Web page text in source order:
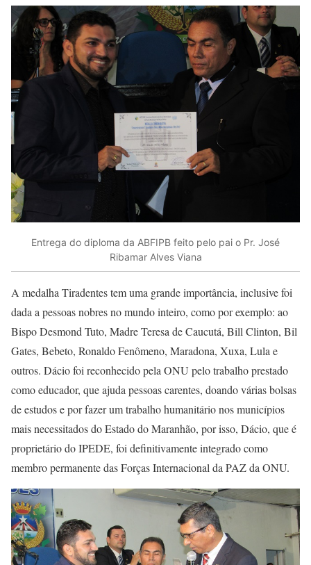
Entrega do diploma da ABFIPB feito pelo pai o Pr. José
Ribamar Alves Viana
A medalha Tiradentes tem uma grande importância, inclusive foi
dada a pessoas nobres no mundo inteiro, como por exemplo: ao
Bispo Desmond Tuto, Madre Teresa de Caucutá, Bill Clinton, Bil
Gates, Bebeto, Ronaldo Fenômeno, Maradona, Xuxa, Lula e
outros. Dácio foi reconhecido pela ONU pelo trabalho prestado
como educador, que ajuda pessoas carentes, doando várias bolsas
de estudos e por fazer um trabalho humanitário nos municípios
mais necessitados do Estado do Maranhão, por isso, Dácio, que é
proprietário do IPEDE, foi definitivamente integrado como
membro permanente das Forças Internacional da PAZ da ONU.